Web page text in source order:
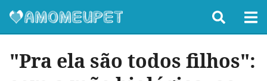
"Pra ela são todos filhos":